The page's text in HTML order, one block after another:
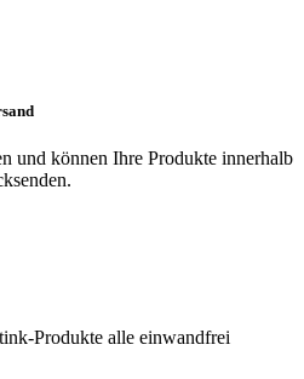
und können Ihre Produkte innerhalb
Produkte alle einwandfrei